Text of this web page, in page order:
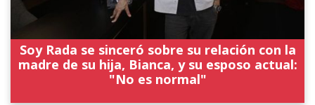
Soy Rada se sinceró sobre su relación con la
madre de su hija, Bianca, y su esposo actual:
"No es normal"